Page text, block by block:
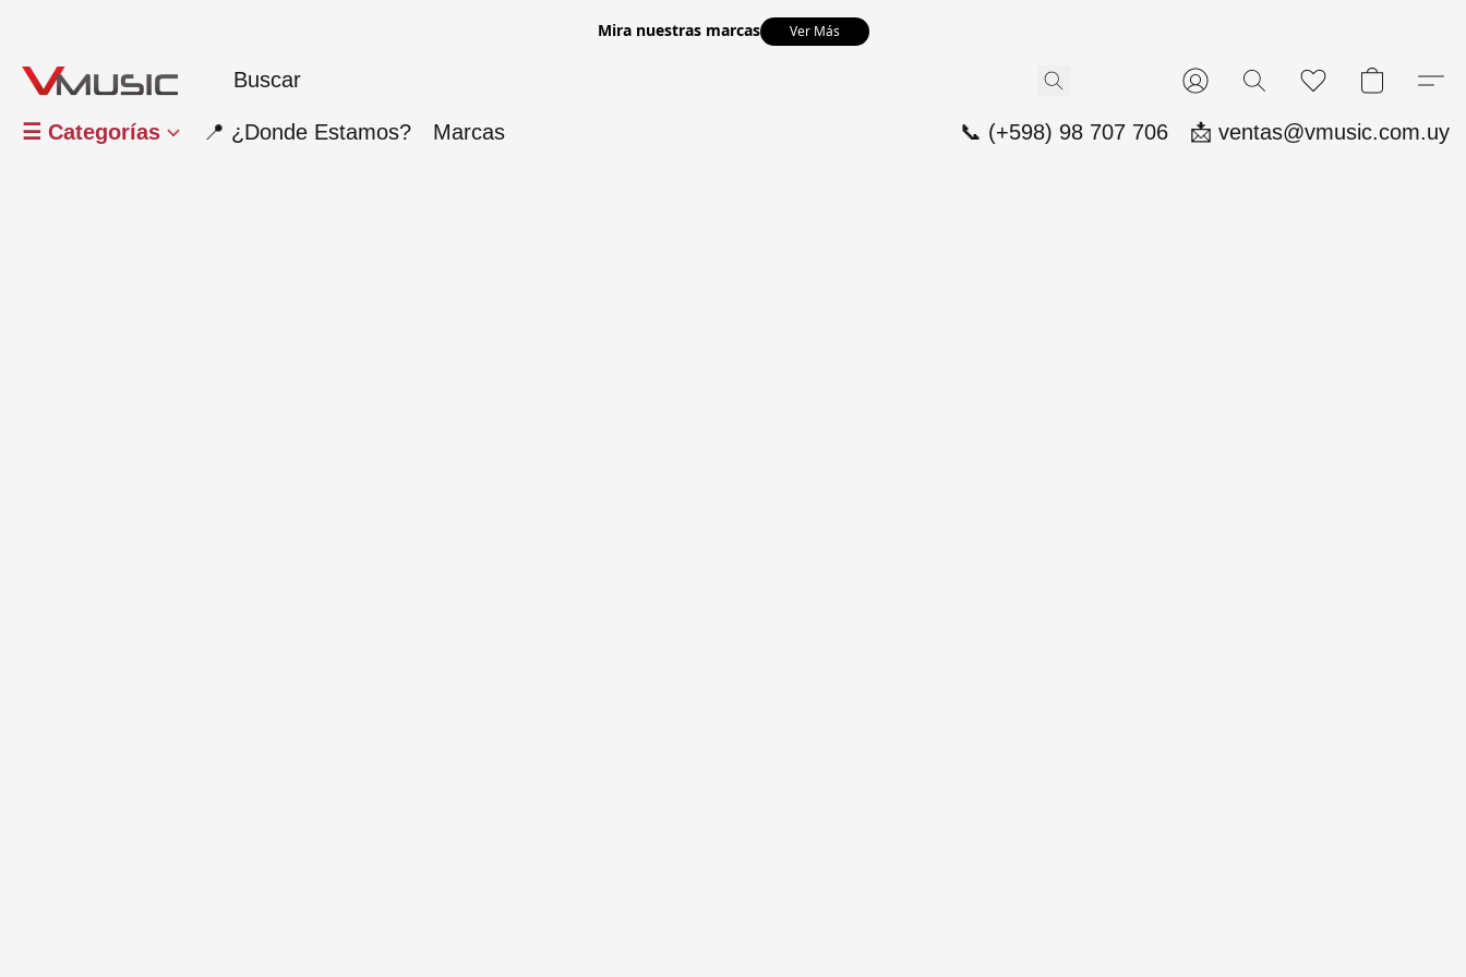
Mira nuestras marcas Ver Más
☰ Categorías 📍 ¿Donde Estamos? Marcas 📞 (+598) 98 707 706 📩 ventas@vmusic.com.uy